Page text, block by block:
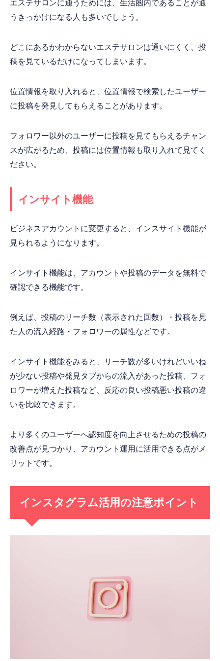
エステサロンに通うためには、生活圏内であることが通
うきっかけになる人も多いでしょう。
どこにあるかわからないエステサロンは通いにくく、投
稿を見ているだけになってしまいます。
位置情報を取り入れると、位置情報で検索したユーザー
に投稿を発見してもらえることがあります。
フォロワー以外のユーザーに投稿を見てもらえるチャン
スが広がるため、投稿には位置情報も取り入れて見てく
ださい。
インサイト機能
ビジネスアカウントに変更すると、インスサイト機能が
見られるようになります。
インサイト機能は、アカウントや投稿のデータを無料で
確認できる機能です。
例えば、投稿のリーチ数（表示された回数）・投稿を見
た人の流入経路・フォロワーの属性などです。
インサイト機能をみると、リーチ数が多いけれどいいね
が少ない投稿や発見タブからの流入があった投稿、フォ
ロワーが増えた投稿など、反応の良い投稿悪い投稿の違
いを比較できます。
より多くのユーザーへ認知度を向上させるための投稿の
改善点が見つかり、アカウント運用に活用できる点がメ
リットです。
インスタグラム活用の注意ポイント